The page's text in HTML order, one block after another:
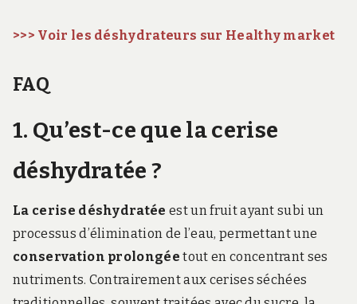
>>> Voir les déshydrateurs sur Healthy market
FAQ
1. Qu’est-ce que la cerise
déshydratée ?
La cerise déshydratée est un fruit ayant subi un
processus d’élimination de l’eau, permettant une
conservation prolongée tout en concentrant ses
nutriments. Contrairement aux cerises séchées